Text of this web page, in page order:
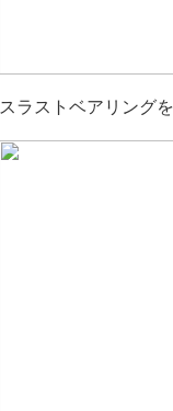
スラストベアリング